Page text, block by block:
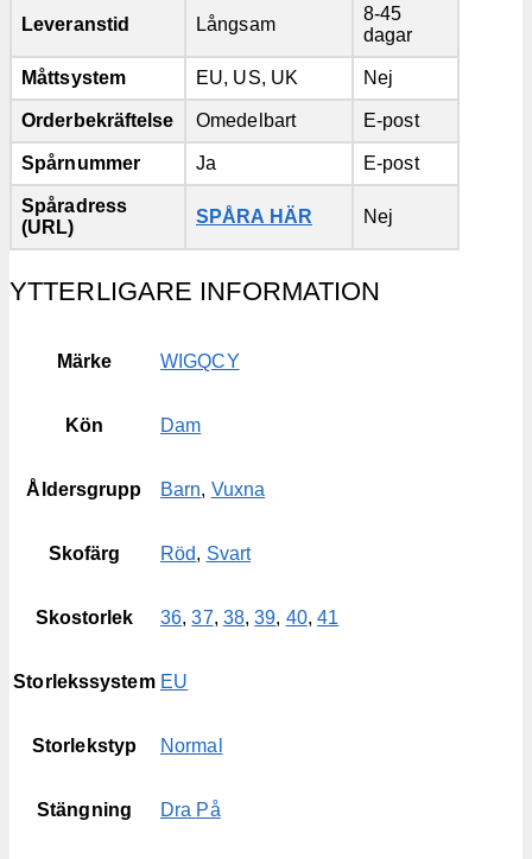
Leveranstid Långsam
8-45
dagar
Måttsystem EU, US, UK Nej
Orderbekräftelse Omedelbart E-post
Spårnummer Ja E-post
Spåradress
(URL)
SPÅRA HÄR Nej
YTTERLIGARE INFORMATION
Märke WIGQCY
Kön Dam
Åldersgrupp Barn, Vuxna
Skofärg Röd, Svart
Skostorlek 36,37, 38,39, 40,41
Storlekssystem EU
Storlekstyp Normal
Stängning Dra På